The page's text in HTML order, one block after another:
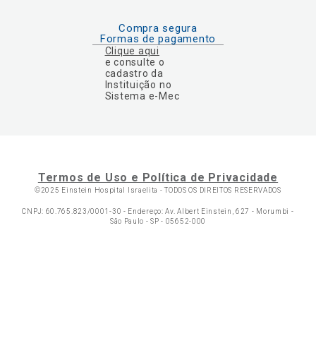
Compra segura
Formas de pagamento
Clique aqui
e consulte o
cadastro da
Instituição no
Sistema e-Mec
Termos de Uso e Política de Privacidade
©2025 Einstein Hospital Israelita -TODOS OS DIREITOS RESERVADOS
CNPJ: 60.765.823/0001-30 - Endereço: Av. Albert Einstein, 627 - Morumbi -
São Paulo - SP - 05652-000